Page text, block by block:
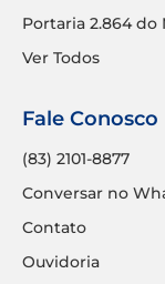
Portaria 2.864 do
Ver Todos
Fale Conosco
(83) 2101-8877
Conversar no
Contato
Ouvidoria